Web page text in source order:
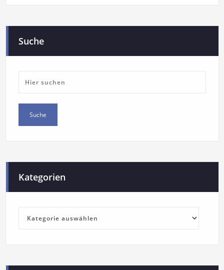
Suche
Kategorien